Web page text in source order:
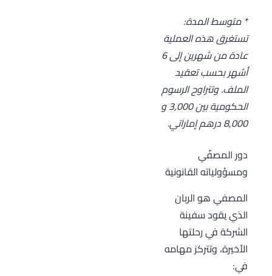
* متوسط المدة:
تستغرق هذه العملية
عادة من شهرين إلى 6
أشهر بحسب تعقيد
الملف. وتتراوح الرسوم
الحكومية بين 3,000 و
8,000 درهم إماراتي.
دور المصفّي
ومسؤولياته القانونية
المصفي هو الربان
الذي يقود سفينة
الشركة في رحلتها
الأخيرة، وتتركز مهامه
في: